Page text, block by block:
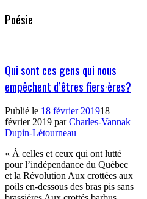
Poésie
Qui sont ces gens qui nous
empêchent d’êtres fiers·ères?
Publié le 18 février 201918
février 2019 parCharles-Vannak
Dupin-Létourneau
« À celles et ceux qui ont lutté
pour l’indépendance du Québec
et la Révolution Aux crottées aux
poils en-dessous des bras pis sans